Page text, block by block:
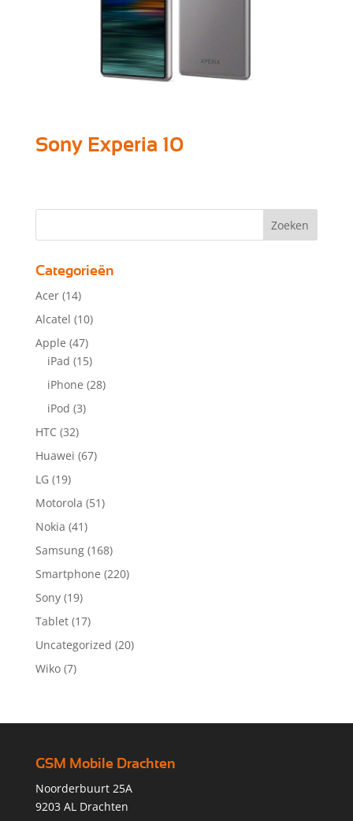
Sony Experia 10
Categorieën
Acer (14)
Alcatel (10)
Apple (47)
iPad (15)
iPhone (28)
iPod (3)
HTC (32)
Huawei (67)
LG (19)
Motorola (51)
Nokia (41)
Samsung (168)
Smartphone (220)
Sony (19)
Tablet (17)
Uncategorized (20)
Wiko (7)
GSM Mobile Drachten
Noorderbuurt 25A
9203 AL Drachten